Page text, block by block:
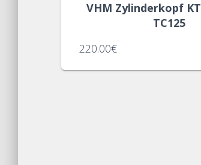
VHM Zylinderkopf
TC125
220.00€